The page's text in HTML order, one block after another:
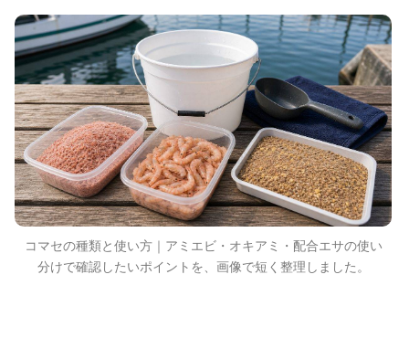
コマセの種類と使い方｜アミエビ・オキアミ・配合エサの使い
分けで確認したいポイントを、画像で短く整理しました。